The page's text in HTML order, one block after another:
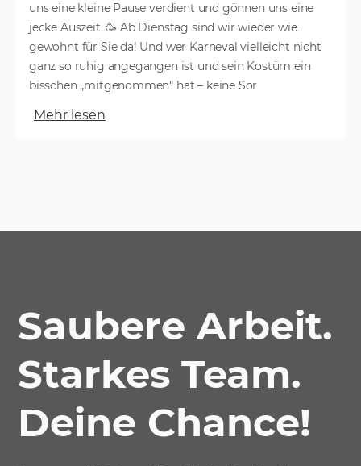
uns eine kleine Pause verdient und gönnen uns eine
jecke Auszeit. 🥳 Ab Dienstag sind wir wieder wie
gewohnt für Sie da! Und wer Karneval vielleicht nicht
ganz so ruhig angegangen ist und sein Kostüm ein
bisschen „mitgenommen“ hat – keine Sor
Mehr lesen
Saubere Arbeit.
Starkes Team.
Deine Chance!